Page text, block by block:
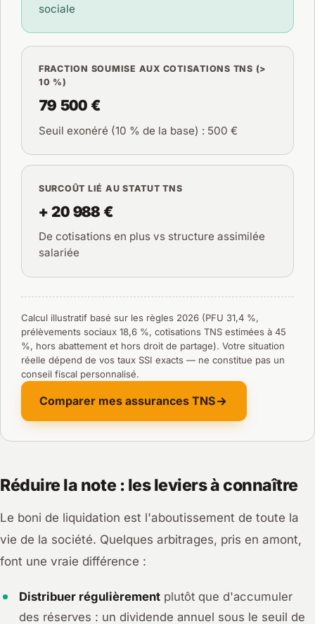
sociale
FRACTION SOUMISE AUX COTISATIONS TNS (>
10 %)
79 500 €
Seuil exonéré (10 % de la base) : 500 €
SURCOÛT LIÉ AU STATUT TNS
+ 20 988 €
De cotisations en plus vs structure assimilée
salariée
Calcul illustratif basé sur les règles 2026 (PFU 31,4 %,
prélèvements sociaux 18,6 %, cotisations TNS estimées à 45
%, hors abattement et hors droit de partage). Votre situation
réelle dépend de vos taux SSI exacts — ne constitue pas un
conseil fiscal personnalisé.
Comparer mes assurances TNS
Réduire la note : les leviers à connaître
Le boni de liquidation est l'aboutissement de toute la
vie de la société. Quelques arbitrages, pris en amont,
font une vraie différence :
Distribuer régulièrement plutôt que d'accumuler
des réserves : un dividende annuel sous le seuil de